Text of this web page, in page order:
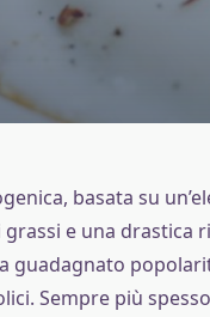
basata su
e una drastica
guadagnato
Sempre più